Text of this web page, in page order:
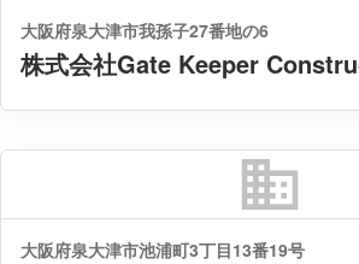
大阪府泉大津市我孫子27番地の6
株式会社Gate Keeper
business
大阪府泉大津市池浦町3丁目13番19号